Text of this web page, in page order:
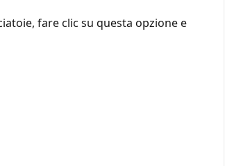
fare clic su questa opzione e